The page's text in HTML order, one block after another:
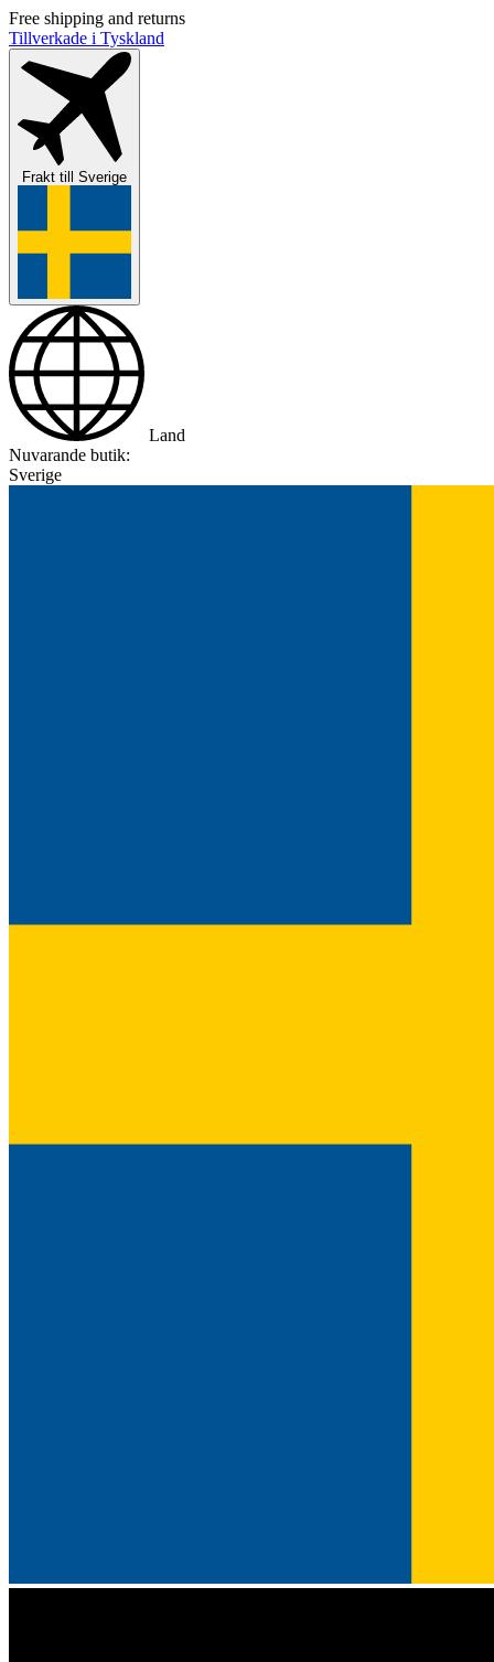
Free shipping and returns
Tillverkade i Tyskland
Frakt till Sverige
Land
Nuvarande butik:
Sverige